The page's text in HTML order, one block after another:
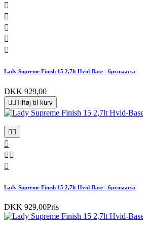





Lady Supreme Finish 15 2,7lt Hvid-Base - 6pxmaacsa
DKK 929,00
Tilføj til kurv


 

Lady Supreme Finish 15 2,7lt Hvid-Base - 6pxmaacsa
DKK 929,00Pris